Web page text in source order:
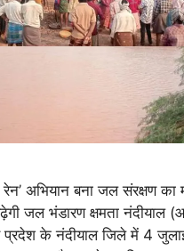
अभियान बना जल संरक्षण का
जल भंडारण क्षमता नंदीयाल
के नंदीयाल जिले में 4